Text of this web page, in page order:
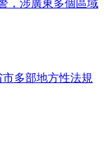
，涉廣東多個區域
多部地方性法規